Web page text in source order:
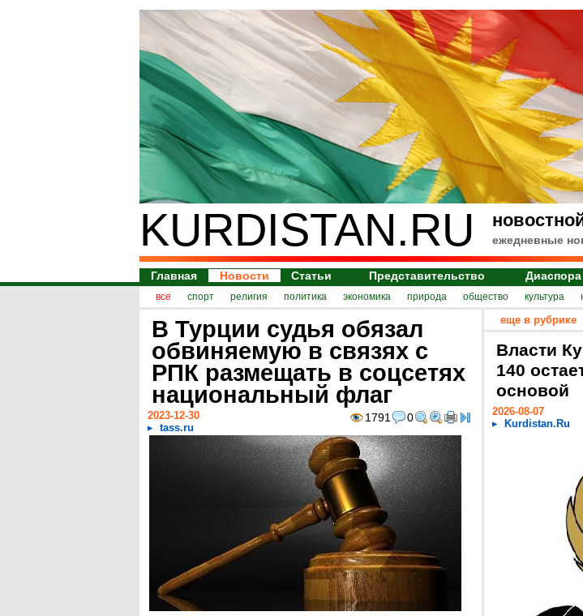
KURDISTAN.RU ежедневные
Главная Новости Статьи Представительство Диаспора
все спорт религия политика экономика природа общество культура
В Турции судья обязал
обвиняемую в связях с
РПК размещать в соцсетях
национальный флаг
1791 0
2023-12-30
tass.ru
еще в рубрике
Власти
140
основой
2026-08-07
Kurdistan.Ru